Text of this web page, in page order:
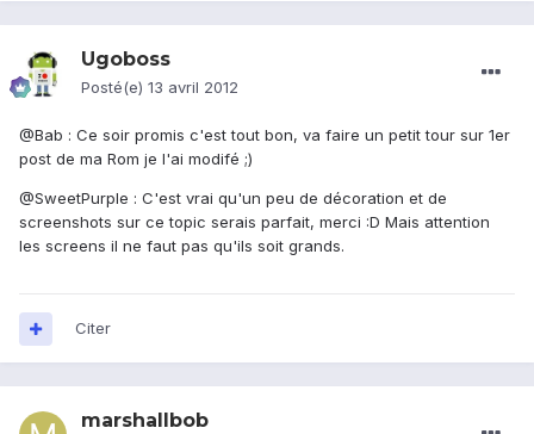
Ugoboss
Posté(e) 13 avril 2012
@Bab : Ce soir promis c'est tout bon, va faire un petit tour sur 1er
post de ma Rom je l'ai modifé ;)
@SweetPurple : C'est vrai qu'un peu de décoration et de
screenshots sur ce topic serais parfait, merci :D Mais attention
les screens il ne faut pas qu'ils soit grands.
Citer
marshallbob